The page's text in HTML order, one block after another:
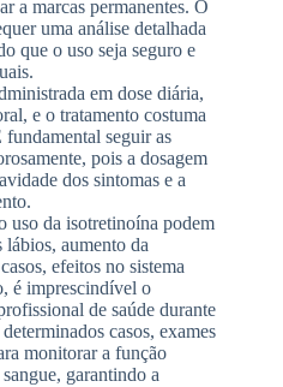
a marcas permanentes. O
uma análise detalhada
que o uso seja seguro e
em dose diária,
e o tratamento costuma
fundamental seguir as
pois a dosagem
dos sintomas e a
uso da isotretinoína podem
lábios, aumento da
efeitos no sistema
é imprescindível o
de saúde durante
casos, exames
monitorar a função
garantindo a